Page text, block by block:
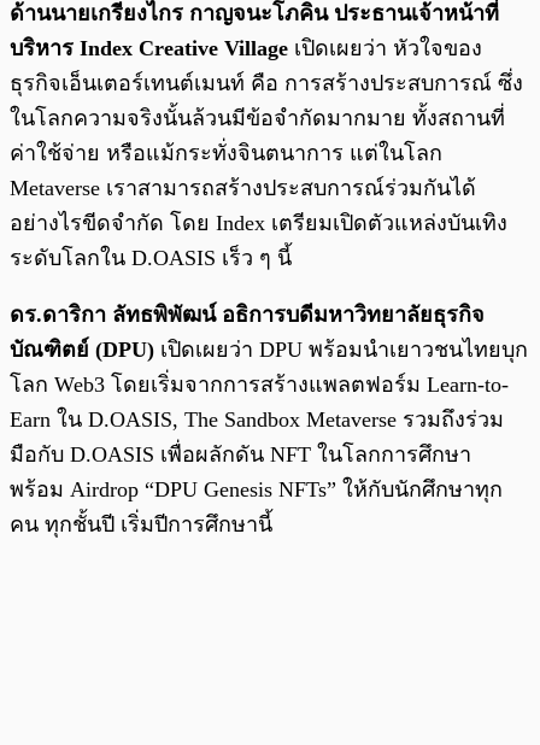
ด้านนายเกรียงไกร กาญจนะโภคิน ประธานเจ้าหน้าที่
บริหาร Index Creative Village เปิดเผยว่า หัวใจของ
ธุรกิจเอ็นเตอร์เทนต์เมนท์ คือ การสร้างประสบการณ์ ซึ่ง
ในโลกความจริงนั้นล้วนมีข้อจำกัดมากมาย ทั้งสถานที่
ค่าใช้จ่าย หรือแม้กระทั่งจินตนาการ แต่ในโลก
Metaverse เราสามารถสร้างประสบการณ์ร่วมกันได้
อย่างไรขีดจำกัด โดย Index เตรียมเปิดตัวแหล่งบันเทิง
ระดับโลกใน D.OASIS เร็ว ๆ นี้
ดร.ดาริกา ลัทธพิพัฒน์ อธิการบดีมหาวิทยาลัยธุรกิจ
บัณฑิตย์ (DPU) เปิดเผยว่า DPU พร้อมนำเยาวชนไทยบุก
โลก Web3 โดยเริ่มจากการสร้างแพลตฟอร์ม Learn-to-
Earn ใน D.OASIS, The Sandbox Metaverse รวมถึงร่วม
มือกับ D.OASIS เพื่อผลักดัน NFT ในโลกการศึกษา
พร้อม Airdrop “DPU Genesis NFTs” ให้กับนักศึกษาทุก
คน ทุกชั้นปี เริ่มปีการศึกษานี้